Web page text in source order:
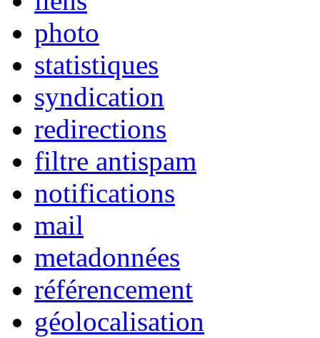
photo
statistiques
syndication
redirections
filtre antispam
notifications
mail
metadonnées
référencement
géolocalisation